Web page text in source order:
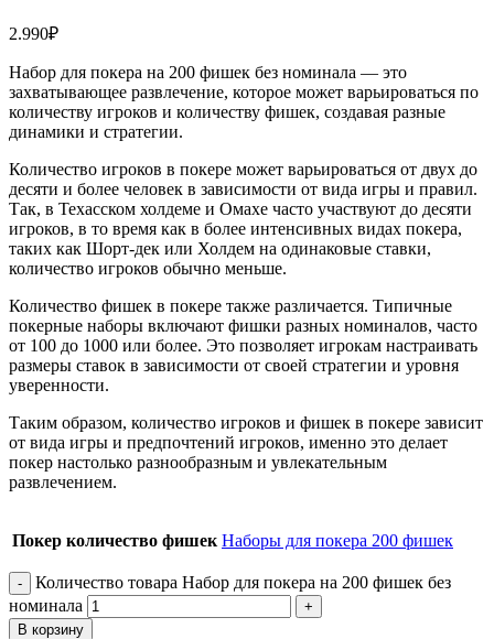
2.990₽
Набор для покера на 200 фишек без номинала — это
захватывающее развлечение, которое может варьироваться по
количеству игроков и количеству фишек, создавая разные
динамики и стратегии.
Количество игроков в покере может варьироваться от двух до
десяти и более человек в зависимости от вида игры и правил.
Так, в Техасском холдеме и Омахе часто участвуют до десяти
игроков, в то время как в более интенсивных видах покера,
таких как Шорт-дек или Холдем на одинаковые ставки,
количество игроков обычно меньше.
Количество фишек в покере также различается. Типичные
покерные наборы включают фишки разных номиналов, часто
от 100 до 1000 или более. Это позволяет игрокам настраивать
размеры ставок в зависимости от своей стратегии и уровня
уверенности.
Таким образом, количество игроков и фишек в покере зависит
от вида игры и предпочтений игроков, именно это делает
покер настолько разнообразным и увлекательным
развлечением.
Покер количество фишек Наборы для покера 200 фишек
Количество товара Набор для покера на 200 фишек без
номинала
В корзину